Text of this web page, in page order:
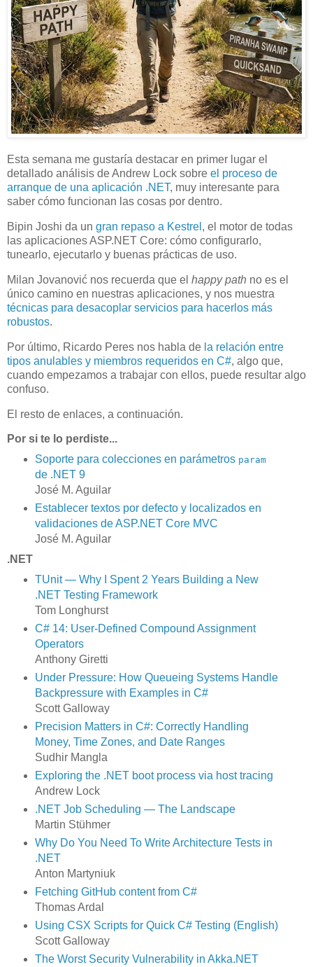
Esta semana me gustaría destacar en primer lugar el
detallado análisis de Andrew Lock sobre el proceso de
arranque de una aplicación .NET, muy interesante para
saber cómo funcionan las cosas por dentro.
Bipin Joshi da un gran repaso a Kestrel , el motor de todas
las aplicaciones ASP.NET Core: cómo configurarlo,
tunearlo, ejecutarlo y buenas prácticas de uso.
Milan Jovanović nos recuerda que el happy path no es el
único camino en nuestras aplicaciones, y nos muestra
técnicas para desacoplar servicios para hacerlos más
robustos.
Por último, Ricardo Peres nos habla de la relación entre
tipos anulables y miembros requeridos en C#, algo que,
cuando empezamos a trabajar con ellos, puede resultar algo
confuso.
El resto de enlaces, a continuación.
Por si te lo perdiste...
Soporte para colecciones en parámetros param
de .NET 9
José M. Aguilar
Establecer textos por defecto y localizados en
validaciones de ASP.NET Core MVC
José M. Aguilar
.NET
TUnit — Why I Spent 2 Years Building a New
.NET Testing Framework
Tom Longhurst
C# 14: User-Defined Compound Assignment
Operators
Anthony Giretti
Under Pressure: How Queueing Systems Handle
Backpressure with Examples in C#
Scott Galloway
Precision Matters in C#: Correctly Handling
Money, Time Zones, and Date Ranges
Sudhir Mangla
Exploring the .NET boot process via host tracing
Andrew Lock
.NET Job Scheduling — The Landscape
Martin Stühmer
Why Do You Need To Write Architecture Tests in
.NET
Anton Martyniuk
Fetching GitHub content from C#
Thomas Ardal
Using CSX Scripts for Quick C# Testing (English)
Scott Galloway
The Worst Security Vulnerability in Akka.NET